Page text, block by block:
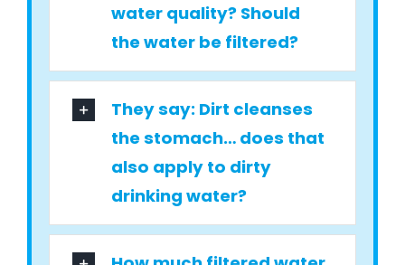
water quality? Should
the water be filtered?
They say: Dirt cleanses
the stomach… does that
also apply to dirty
drinking water?